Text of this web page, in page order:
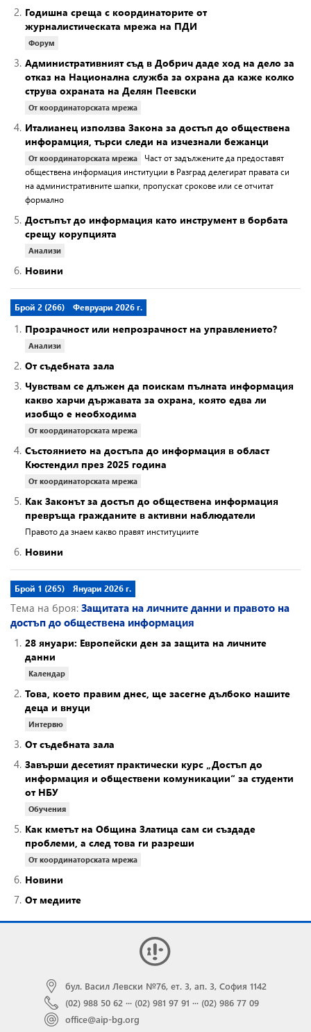
2. Годишна среща с координаторите от
журналистическата мрежа на ПДИ
Форум
3. Административният съд в Добрич даде ход на дело за
отказ на Национална служба за охрана да каже колко
струва охраната на Делян Пеевски
От координаторската мрежа
4. Италианец използва Закона за достъп до обществена
инфорамция, търси следи на изчезнали бежанци
От координаторската мрежа
Част от задължените да предоставят
обществена информация институции в Разград делегират правата си
на административните шапки, пропускат срокове или се отчитат
формално
5. Достъпът до информация като инструмент в борбата
срещу корупцията
Анализи
6. Новини
Брой 2 (266) Февруари 2026 г.
1. Прозрачност или непрозрачност на управлението?
Анализи
2. От съдебната зала
3. Чувствам се длъжен да поискам пълната информация
какво харчи държавата за охрана, която едва ли
изобщо е необходима
От координаторската мрежа
4. Състоянието на достъпа до информация в област
Кюстендил през 2025 година
От координаторската мрежа
5. Как Законът за достъп до обществена информация
превръща гражданите в активни наблюдатели
Правото да знаем какво правят институциите
6. Новини
Брой 1 (265) Януари 2026 г.
Тема на броя: Защитата на личните данни и правото на
достъп до обществена информация
1. 28 януари: Европейски ден за защита на личните
данни
Календар
2. Това, което правим днес, ще засегне дълбоко нашите
деца и внуци
Интервю
3. От съдебната зала
4. Завърши десетият практически курс „Достъп до
информация и обществени комуникации“ за студенти
от НБУ
Обучения
5. Как кметът на Община Златица сам си създаде
проблеми, а след това ги разреши
От координаторската мрежа
6. Новини
7. От медиите
бул. Васил Левски №76, ет. 3, ап. 3, София 1142
(02) 988 50 62 ··· (02) 981 97 91 ··· (02) 986 77 09
office@aip-bg.org